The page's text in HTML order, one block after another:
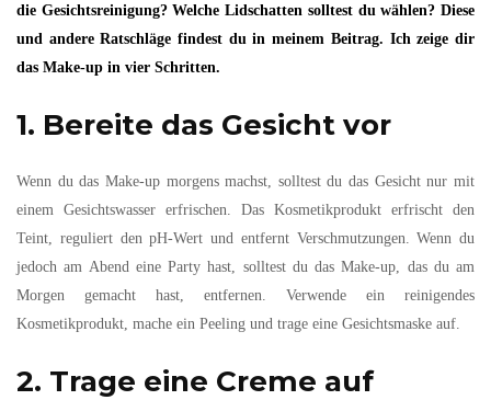
die Gesichtsreinigung? Welche Lidschatten solltest du wählen? Diese
und andere Ratschläge findest du in meinem Beitrag. Ich zeige dir
das Make-up in vier Schritten.
1. Bereite das Gesicht vor
Wenn du das Make-up morgens machst, solltest du das Gesicht nur mit
einem Gesichtswasser erfrischen. Das Kosmetikprodukt erfrischt den
Teint, reguliert den pH-Wert und entfernt Verschmutzungen. Wenn du
jedoch am Abend eine Party hast, solltest du das Make-up, das du am
Morgen gemacht hast, entfernen. Verwende ein reinigendes
Kosmetikprodukt, mache ein Peeling und trage eine Gesichtsmaske auf.
2. Trage eine Creme auf